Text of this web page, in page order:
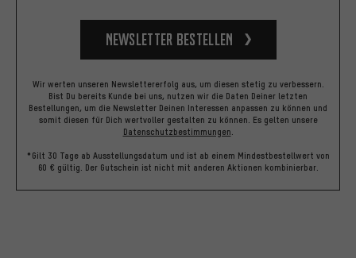
Newsletter bestellen
Wir werten unseren Newslettererfolg aus, um diesen stetig zu verbessern.
Bist Du bereits Kunde bei uns, nutzen wir die Daten Deiner letzten
Bestellungen, um die Newsletter Deinen Interessen anpassen zu können und
somit diesen für Dich wertvoller gestalten zu können. Es gelten unsere
Datenschutzbestimmungen.
*Gilt 30 Tage ab Ausstellungsdatum und ist ab einem Mindestbestellwert von
60 € gültig. Der Gutschein ist nicht mit anderen Aktionen kombinierbar.